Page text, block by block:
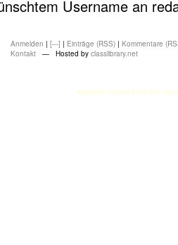
Username an
Anmelden | [---] | Einträge (RSS) | Kommentare
Kontakt — Hosted by classlibrary.net
atasehir escort atasehir